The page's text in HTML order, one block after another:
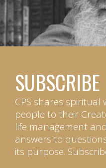
SUBSCRIBE
CPS shares
people to their
life management
answers to
its purpose.